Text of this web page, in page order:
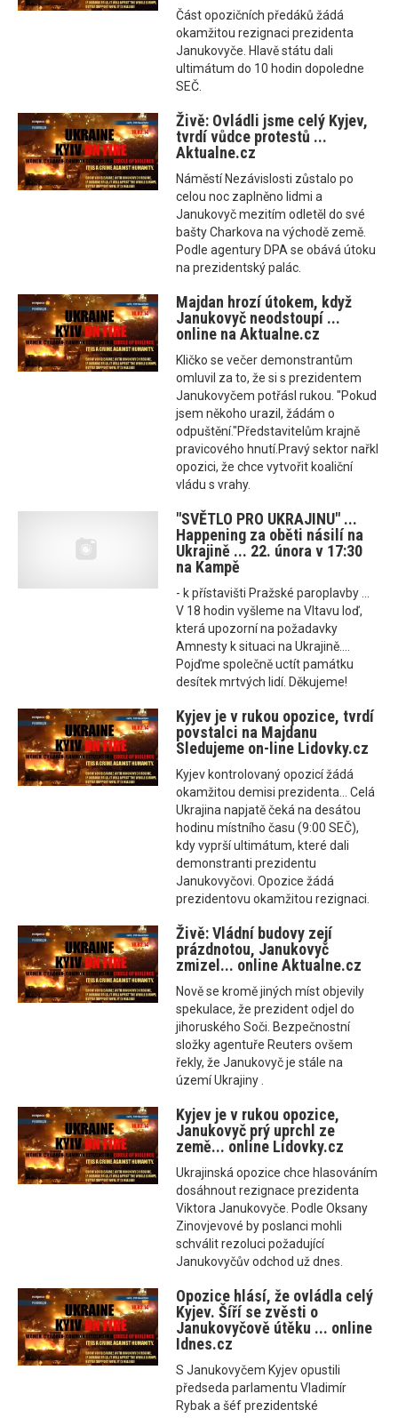
Část opozičních předáků žádá
okamžitou rezignaci prezidenta
Janukovyče. Hlavě státu dali
ultimátum do 10 hodin dopoledne
SEČ.
Živě: Ovládli jsme celý Kyjev,
tvrdí vůdce protestů ...
Aktualne.cz
Náměstí Nezávislosti zůstalo po
celou noc zaplněno lidmi a
Janukovyč mezitím odletěl do své
bašty Charkova na východě země.
Podle agentury DPA se obává útoku
na prezidentský palác.
Majdan hrozí útokem, když
Janukovyč neodstoupí ...
online na Aktualne.cz
Kličko se večer demonstrantům
omluvil za to, že si s prezidentem
Janukovyčem potřásl rukou. "Pokud
jsem někoho urazil, žádám o
odpuštění."Představitelům krajně
pravicového hnutí.Pravý sektor nařkl
opozici, že chce vytvořit koaliční
vládu s vrahy.
"SVĚTLO PRO UKRAJINU" ...
Happening za oběti násilí na
Ukrajině ... 22. února v 17:30
na Kampě
- k přístavišti Pražské paroplavby ...
V 18 hodin vyšleme na Vltavu loď,
která upozorní na požadavky
Amnesty k situaci na Ukrajině....
Pojďme společně uctít památku
desítek mrtvých lidí. Děkujeme!
Kyjev je v rukou opozice, tvrdí
povstalci na Majdanu
Sledujeme on-line Lidovky.cz
Kyjev kontrolovaný opozicí žádá
okamžitou demisi prezidenta... Celá
Ukrajina napjatě čeká na desátou
hodinu místního času (9:00 SEČ),
kdy vyprší ultimátum, které dali
demonstranti prezidentu
Janukovyčovi. Opozice žádá
prezidentovu okamžitou rezignaci.
Živě: Vládní budovy zejí
prázdnotou, Janukovyč
zmizel... online Aktualne.cz
Nově se kromě jiných míst objevily
spekulace, že prezident odjel do
jihoruského Soči. Bezpečnostní
složky agentuře Reuters ovšem
řekly, že Janukovyč je stále na
území Ukrajiny .
Kyjev je v rukou opozice,
Janukovyč prý uprchl ze
země... online Lidovky.cz
Ukrajinská opozice chce hlasováním
dosáhnout rezignace prezidenta
Viktora Janukovyče. Podle Oksany
Zinovjevové by poslanci mohli
schválit rezoluci požadující
Janukovyčův odchod už dnes.
Opozice hlásí, že ovládla celý
Kyjev. Šíří se zvěsti o
Janukovyčově útěku ... online
Idnes.cz
S Janukovyčem Kyjev opustili
předseda parlamentu Vladimír
Rybak a šéf prezidentské